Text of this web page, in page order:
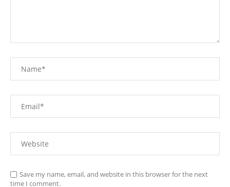
Save my name, email, and website in this browser for the next
time I comment.